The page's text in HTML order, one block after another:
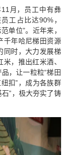
月，员工中有彝
工占比达90%，
单位”。近年来，
千年哈尼梯田资源
同时，大力发展梯
，推出红米酒、
，让一粒粒“梯田
扣”，成为各族群
”，极大夯实了铸